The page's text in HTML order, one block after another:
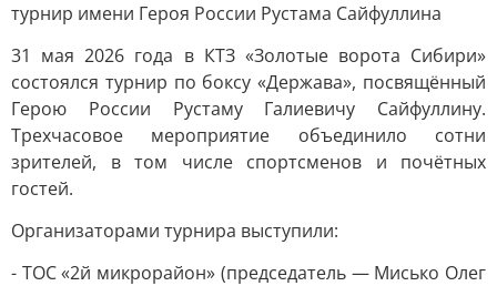
турнир имени Героя России Рустама Сайфуллина
31 мая 2026 года в КТЗ «Золотые ворота Сибири»
состоялся турнир по боксу «Держава», посвящённый
Герою России Рустаму Галиевичу Сайфуллину.
Трехчасовое мероприятие объединило сотни
зрителей, в том числе спортсменов и почётных
гостей.
Организаторами турнира выступили:
- ТОС «2й микрорайон» (председатель — Мисько Олег